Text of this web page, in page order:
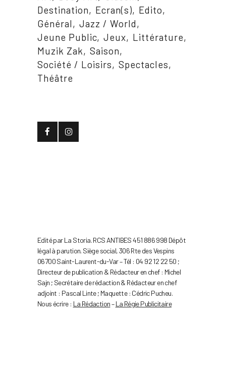
Destination
Ecran(s)
Edito
Général
Jazz / World
Jeune Public Jeux
Littérature
Muzik Zak
Saison
Société / Loisirs
Spectacles
Théâtre
Edité par La Storia. RCS ANTIBES 451 886 998 Dépôt
légal à parution. Siège social, 306 Rte des Vespins
06700 Saint-Laurent-du-Var – Tél : 04 92 12 22 50 ;
Directeur de publication & Rédacteur en chef : Michel
Sajn ; Secrétaire de rédaction & Rédacteur en chef
adjoint : Pascal Linte ; Maquette : Cédric Pucheu.
Nous écrire : La Rédaction–La Régie Publicitaire